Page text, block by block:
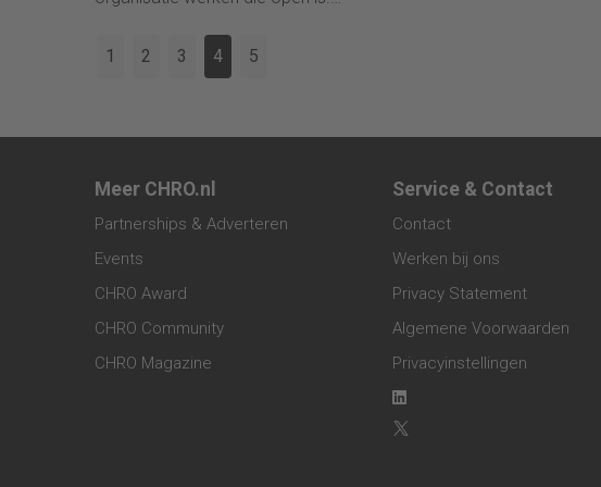
minder dat ze in een emotioneel
veilige omgeving werken.
1 2 3 4 5
Meer CHRO.nl
Partnerships & Adverteren
Events
CHRO Award
CHRO Community
CHRO Magazine
Service & Contact
Contact
Werken bij ons
Privacy Statement
Algemene Voorwaarden
Privacyinstellingen